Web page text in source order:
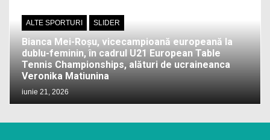
ALTE SPORTURI SLIDER
Bianca Mei-Roșu, vicecampioană europeană la
dublu-feminin, în cadrul U21 European Table
Tennis Championships, alături de ucraineanca
Veronika Matiunina
iunie 21, 2026